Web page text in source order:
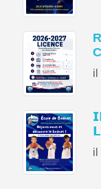
il
il